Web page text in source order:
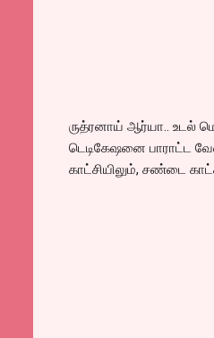
ருத்ரனாய் ஆர்யா.. உடல்
டெடிகேஷனை பாராட்ட
காட்சியிலும், சண்டை